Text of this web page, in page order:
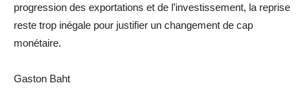
progression des exportations et de l’investissement, la reprise
reste trop inégale pour justifier un changement de cap
monétaire.
Gaston Baht